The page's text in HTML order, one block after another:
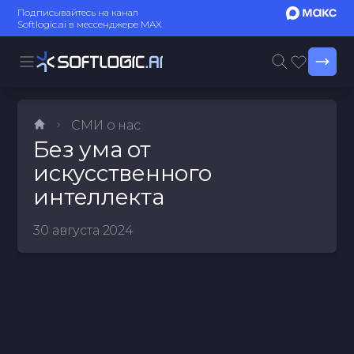
Подписывайтесь на канал
Softlogic.ai в мессенджере MAX
СМИ о нас
Без ума от
искусственного
интеллекта
30 августа 2024